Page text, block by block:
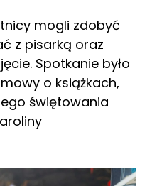
mogli zdobyć
z pisarką oraz
Spotkanie było
o książkach,
świętowania